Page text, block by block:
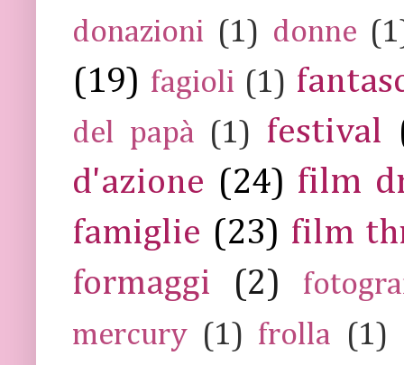
donazioni (1) donne
(19) fagioli (1)
del papà (1) festival
d'azione (24) film
famiglie (23) film
formaggi
(2)
mercury (1) frolla (1)